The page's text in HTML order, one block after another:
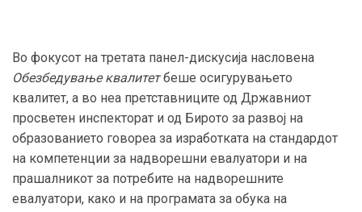
Во фокусот на третата панел-дискусија насловена
Обезбедување квалитетбеше осигурувањето
квалитет, а во неа претставниците од Државниот
просветен инспекторат и од Бирото за развој на
образованието говореа за изработката на стандардот
на компетенции за надворешни евалуатори и на
прашалникот за потребите на надворешните
евалуатори, како и на програмата за обука на